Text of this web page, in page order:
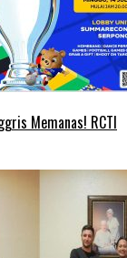
Memanas! RCTI